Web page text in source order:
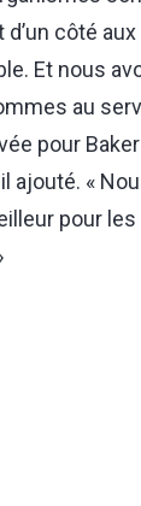
côté
Et nous
au
pour
ajouté. «
pour